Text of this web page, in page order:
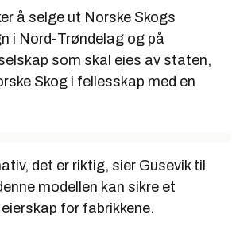
å selge ut Norske Skogs
i Nord-Trøndelag og på
som skal eies av staten,
Skog i fellesskap med en
det er riktig, sier Gusevik til
modellen kan sikre et
for fabrikkene.